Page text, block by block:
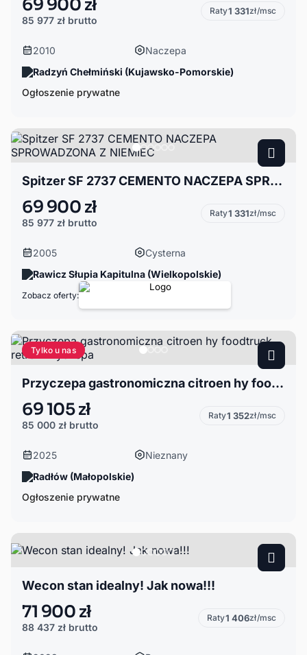
69 900 zł
85 977 zł brutto
Raty1 331zł/msc
2010
Naczepa
Radzyń Chełmiński (Kujawsko-Pomorskie)
Ogłoszenie prywatne
Spitzer SF 2737 CEMENTO NACZEPA SPROWADZONA Z NIEMIEC
69 900 zł
85 977 zł brutto
Raty1 331zł/msc
2005
Cysterna
Rawicz Słupia Kapitulna (Wielkopolskie)
Zobacz oferty:
Tylko u nas
Przyczepa gastronomiczna citroen hy foodtruck retro Przyczepa
69 105 zł
85 000 zł brutto
Raty1 352zł/msc
2025
Nieznany
Radłów (Małopolskie)
Ogłoszenie prywatne
Wecon stan idealny! Jak nowa!!!
71 900 zł
88 437 zł brutto
Raty1 406zł/msc